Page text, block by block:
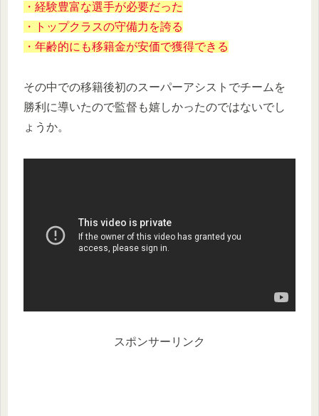
・経験豊富な選手が必要だった
・トップクラスの守備力を誇る
・年齢的にも移籍金が安価で獲得できる
その中での移籍後初のスーパーアシストでチームを
勝利に導いたので監督も嬉しかったのではないでし
ょうか。
スポンサーリンク